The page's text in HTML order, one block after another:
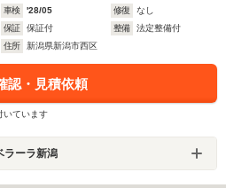
車検
'28/05 修復
なし
保証
保証付 整備
法定整備付
住所
新潟県新潟市西区
認・見積依頼
いています
ラーラ新潟